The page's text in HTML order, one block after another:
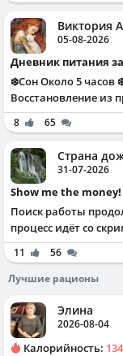
Виктория
05-08-2026
Дневник питания
❄️Сон Около 5 часов
Восстановление из
8 65
Страна
31-07-2026
Show me the money!
Поиск работы
процесс идёт со
11
56
Лучшие рационы
Элина
2026-08-04
Калорийность: